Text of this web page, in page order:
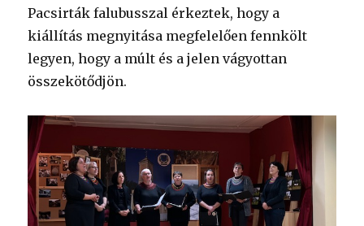
Pacsirták falubusszal érkeztek, hogy a
kiállítás megnyitása megfelelően fennkölt
legyen, hogy a múlt és a jelen vágyottan
összekötődjön.